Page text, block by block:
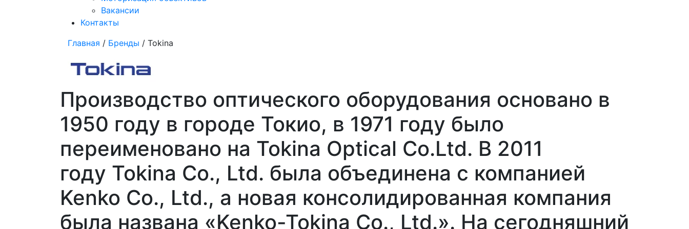
Вакансии
Контакты
Главная / Бренды / Tokina
Производство оптического оборудования основано в
1950 году в городе Токио, в 1971 году было
переименовано на Tokina Optical Co.Ltd. В 2011
году Tokina Co., Ltd. была объединена с компанией
Kenko Co., Ltd., а новая консолидированная компания
была названа «Kenko-Tokina Co., Ltd.». На сегодняшний